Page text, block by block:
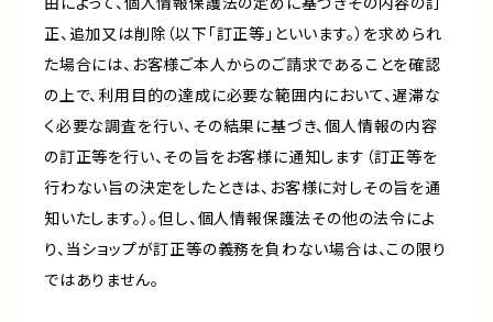
正、追加又は削除（以下「訂正等」といいます。）を求められ
た場合には、お客様ご本人からのご請求であることを確認
の上で、利用目的の達成に必要な範囲内において、遅滞な
く必要な調査を行い、その結果に基づき、個人情報の内容
の訂正等を行い、その旨をお客様に通知します（訂正等を
行わない旨の決定をしたときは、お客様に対しその旨を通
知いたします。）。但し、個人情報保護法その他の法令によ
り、当ショップが訂正等の義務を負わない場合は、この限り
ではありません。